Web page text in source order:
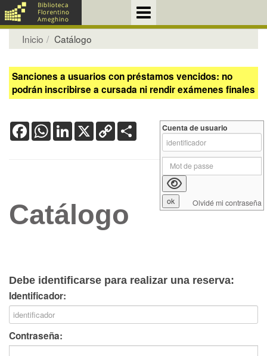
Inicio Catálogo
Sanciones a usuarios con préstamos vencidos: no
podrán inscribirse a cursada ni rendir exámenes finales
FacebookWhatsApp
LinkedIn
X Copy
Link
Catálogo
Debe identificarse para realizar una reserva:
Identificador:
Contraseña:
Cuenta de usuario
Olvidé mi contraseña